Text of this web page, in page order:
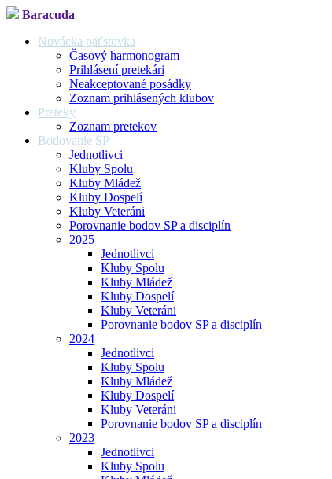
Baracuda
Novácka päťstovka
Časový harmonogram
Prihlásení pretekári
Neakceptované posádky
Zoznam prihlásených klubov
Preteky
Zoznam pretekov
Bodovanie SP
Jednotlivci
Kluby Spolu
Kluby Mládež
Kluby Dospelí
Kluby Veteráni
Porovnanie bodov SP a disciplín
2025
Jednotlivci
Kluby Spolu
Kluby Mládež
Kluby Dospelí
Kluby Veteráni
Porovnanie bodov SP a disciplín
2024
Jednotlivci
Kluby Spolu
Kluby Mládež
Kluby Dospelí
Kluby Veteráni
Porovnanie bodov SP a disciplín
2023
Jednotlivci
Kluby Spolu